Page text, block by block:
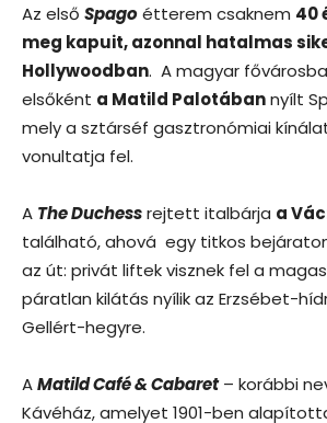
Az első Spagoétterem csaknem 40
meg kapuit, azonnal hatalmas
Hollywoodban. A magyar
elsőként a Matild Palotábannyílt
mely a sztárséf gasztronómiai
vonultatja fel.
A The Duchessrejtett italbárja a
található, ahová egy titkos
az út: privát liftek visznek fel a
páratlan kilátás nyílik az Erzsébet-
Gellért-hegyre.
AMatild Café & Cabaret– korábbi
Kávéház, amelyet 1901-ben